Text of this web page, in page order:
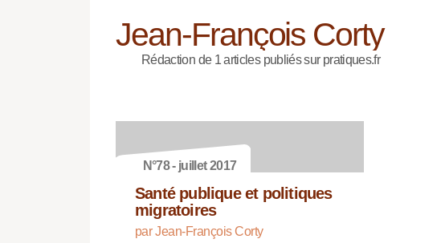
Jean-François Corty
Rédaction de 1 articles publiés sur pratiques.fr
N°78 - juillet 2017
Santé publique et politiques
migratoires
par Jean-François Corty